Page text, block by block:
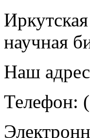
научная
Наш
Телефон: